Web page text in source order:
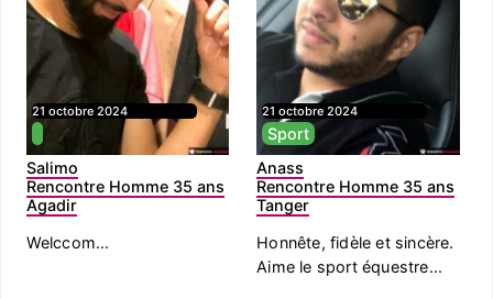
21 octobre 2024
Salimo
Rencontre Homme 35 ans
Agadir
Welccom...
21 octobre 2024
Sport
Anass
Rencontre Homme 35 ans
Tanger
Honnête, fidèle et sincère.
Aime le sport équestre...